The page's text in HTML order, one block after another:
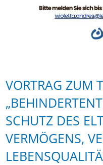
VORTRAG ZUM
SCHUTZ DES
VERMÖGENS,